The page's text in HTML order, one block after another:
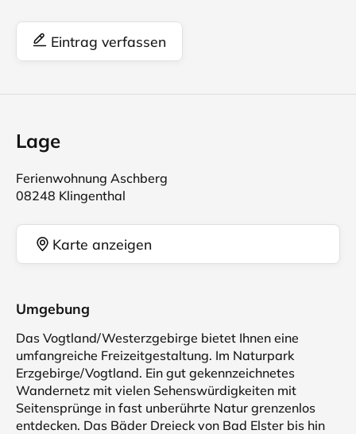
Eintrag verfassen
Lage
Ferienwohnung Aschberg
08248 Klingenthal
Karte anzeigen
Umgebung
Das Vogtland/Westerzgebirge bietet Ihnen eine
umfangreiche Freizeitgestaltung. Im Naturpark
Erzgebirge/Vogtland. Ein gut gekennzeichnetes
Wandernetz mit vielen Sehenswürdigkeiten mit
Seitensprünge in fast unberührte Natur grenzenlos
entdecken. Das Bäder Dreieck von Bad Elster bis hin